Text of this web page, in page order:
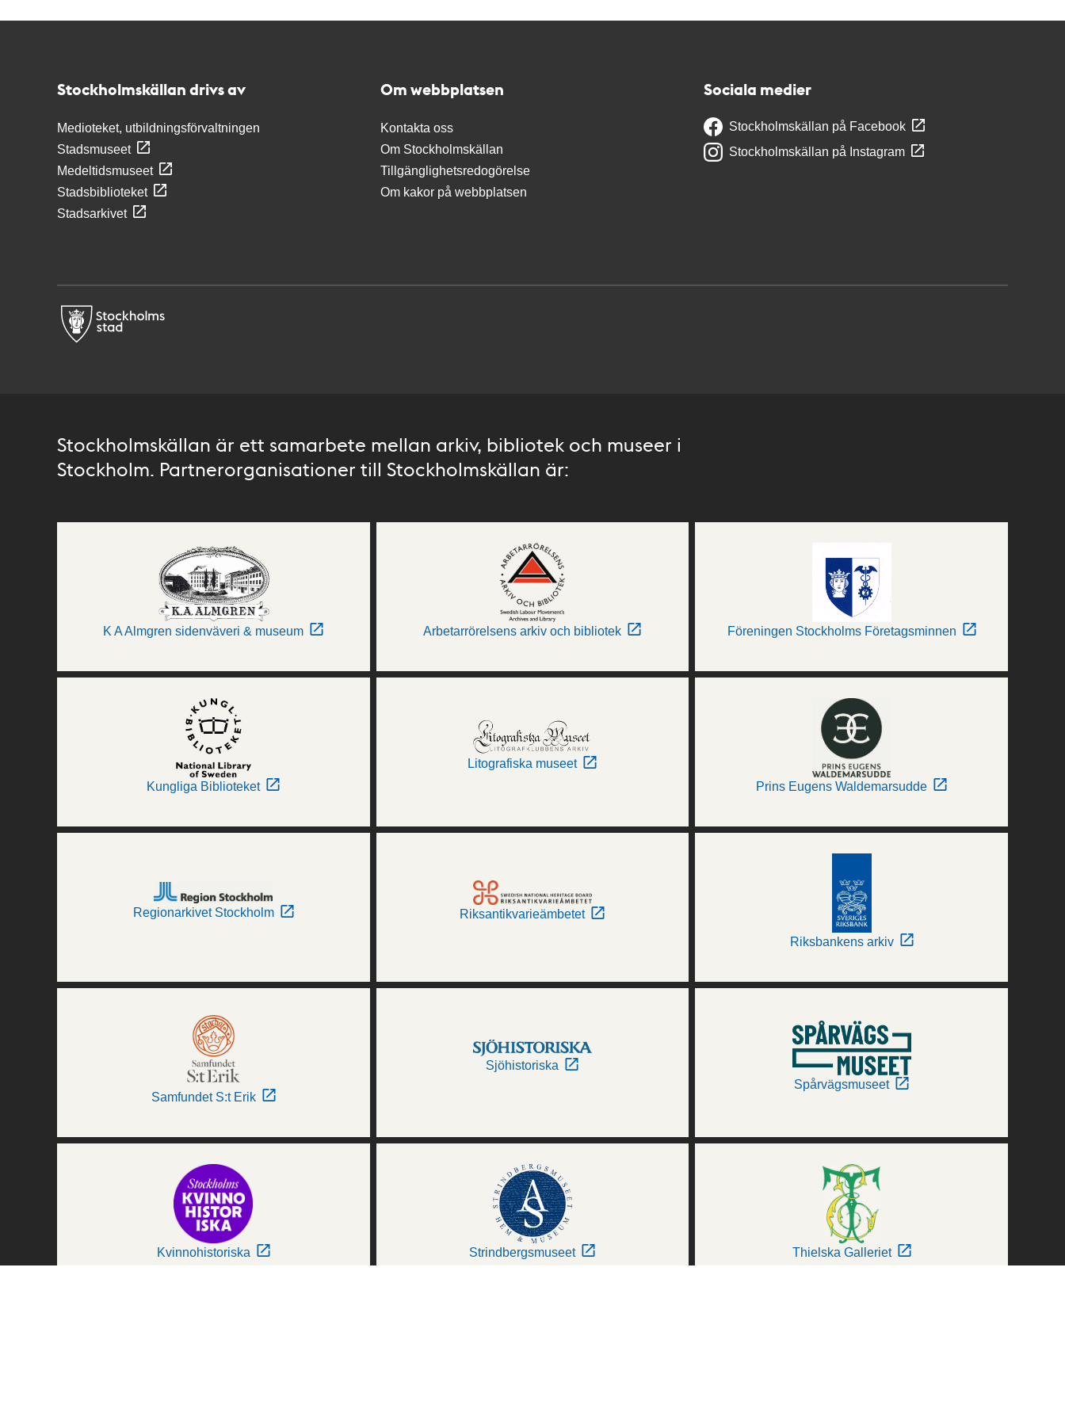
Stockholmskällan drivs av
Medioteket, utbildningsförvaltningen
Stadsmuseet
Medeltidsmuseet
Stadsbiblioteket
Stadsarkivet
Om webbplatsen
Kontakta oss
Om Stockholmskällan
Tillgänglighetsredogörelse
Om kakor på webbplatsen
Sociala medier
Stockholmskällan på Facebook
Stockholmskällan på Instagram
Stockholmskällan är ett samarbete mellan arkiv, bibliotek och museer i
Stockholm. Partnerorganisationer till Stockholmskällan är:
K A Almgren sidenväveri & museum Arbetarrörelsens arkiv och bibliotek Föreningen Stockholms Företagsminnen
Kungliga Biblioteket
Litografiska museet
Prins Eugens Waldemarsudde
Regionarkivet Stockholm Riksantikvarieämbetet
Riksbankens arkiv
Samfundet S:t Erik
Sjöhistoriska
Spårvägsmuseet
Kvinnohistoriska Strindbergsmuseet Thielska Galleriet